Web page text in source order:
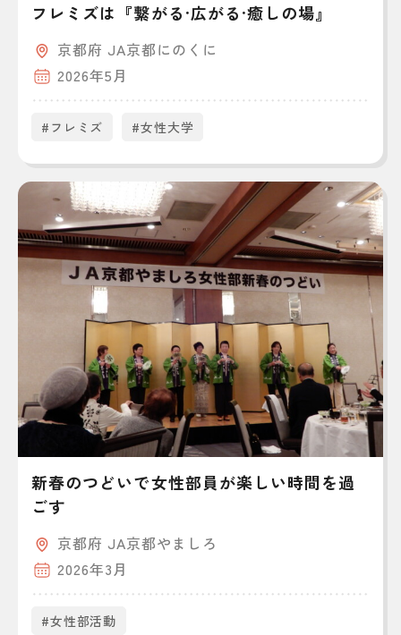
フレミズは『繋がる·広がる·癒しの場』
京都府 JA京都にのくに
2026年5月
#フレミズ #女性大学
新春のつどいで女性部員が楽しい時間を過
ごす
京都府 JA京都やましろ
2026年3月
#女性部活動